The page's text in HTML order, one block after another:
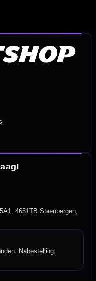
4651TB Steenbergen,
Nabestelling: